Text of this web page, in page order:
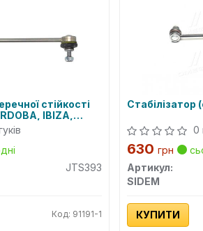
стійкості
IBIZA,
(Вир-во TRW)
JTS393
Код: 91191-1
Стабілізатор
0
630 грн
Артикул:
SIDEM
КУПИТИ